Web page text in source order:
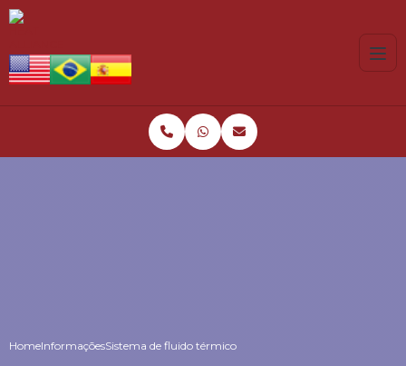
HomeInformaçõesSistema de fluido térmico